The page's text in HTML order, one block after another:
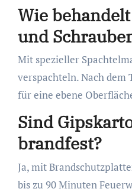
Wie
und
Mit spezieller Spachtelmasse und Gewebeprofilen
verspachteln. Nach
für eine ebene
Sind
brandfest?
Ja, mit Brandschutzplatten (Typ F) erreicht man
bis zu 90 Minuten